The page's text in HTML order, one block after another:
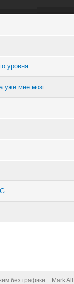
уровня
уже мне мозг ...
без графики Mark